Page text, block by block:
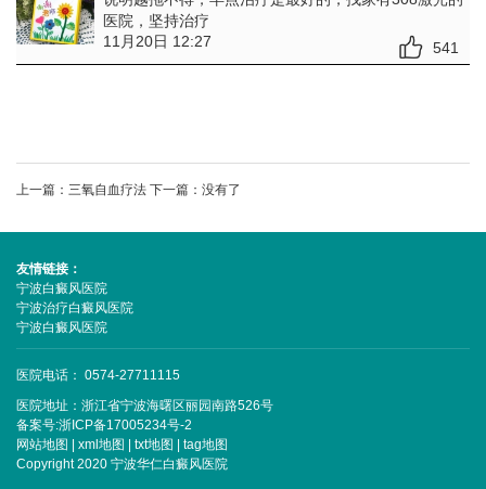
医院，坚持治疗
11月20日 12:27
541
上一篇： 三氧自血疗法 下一篇：没有了
友情链接：
宁波白癜风医院
宁波治疗白癜风医院
宁波白癜风医院
医院电话： 0574-27711115
医院地址：浙江省宁波海曙区丽园南路526号
备案号:浙ICP备17005234号-2
网站地图 | xml地图 | txt地图 | tag地图
Copyright 2020 宁波华仁白癜风医院